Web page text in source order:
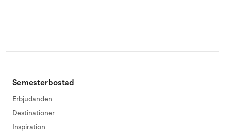
Semesterbostad
Erbjudanden
Destinationer
Inspiration